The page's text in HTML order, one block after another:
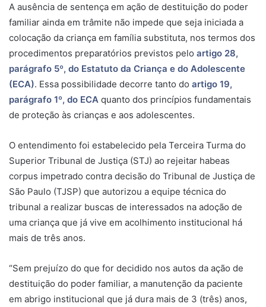
A ausência de sentença em ação de destituição do poder
familiar ainda em trâmite não impede que seja iniciada a
colocação da criança em família substituta, nos termos dos
procedimentos preparatórios previstos pelo artigo 28,
parágrafo 5º, do Estatuto da Criança e do Adolescente
(ECA). Essa possibilidade decorre tanto do artigo 19,
parágrafo 1º, do ECA quanto dos princípios fundamentais
de proteção às crianças e aos adolescentes.
O entendimento foi estabelecido pela Terceira Turma do
Superior Tribunal de Justiça (STJ) ao rejeitar habeas
corpus impetrado contra decisão do Tribunal de Justiça de
São Paulo (TJSP) que autorizou a equipe técnica do
tribunal a realizar buscas de interessados na adoção de
uma criança que já vive em acolhimento institucional há
mais de três anos.
“Sem prejuízo do que for decidido nos autos da ação de
destituição do poder familiar, a manutenção da paciente
em abrigo institucional que já dura mais de 3 (três) anos,